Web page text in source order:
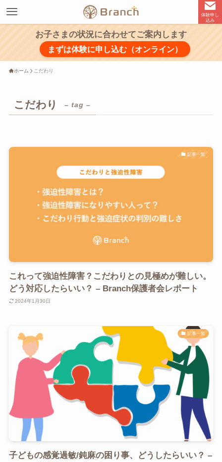
体験申し
込み
お子さまの状況に合わせてご案内します
まずは体験に申し込む（オンライン）
ホーム こだわり
こだわり – tag –
記事一覧
これって強迫性障害？こだわりとの見極めが難しい。
どう対応したらいい？ – Branch保護者会レポート
2024年1月30日
記事一覧
子どもの感覚過敏/鈍麻の困り事、どうしたらいい？ –